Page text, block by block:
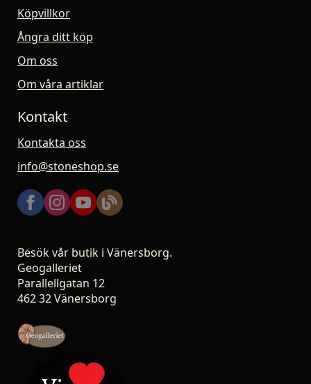
Köpvillkor
Ångra ditt köp
Om oss
Om våra artiklar
Kontakt
Kontakta oss
info@stoneshop.se
Besök vår butik i Vänersborg.
Geogalleriet
Parallellgatan 12
462 32 Vänersborg